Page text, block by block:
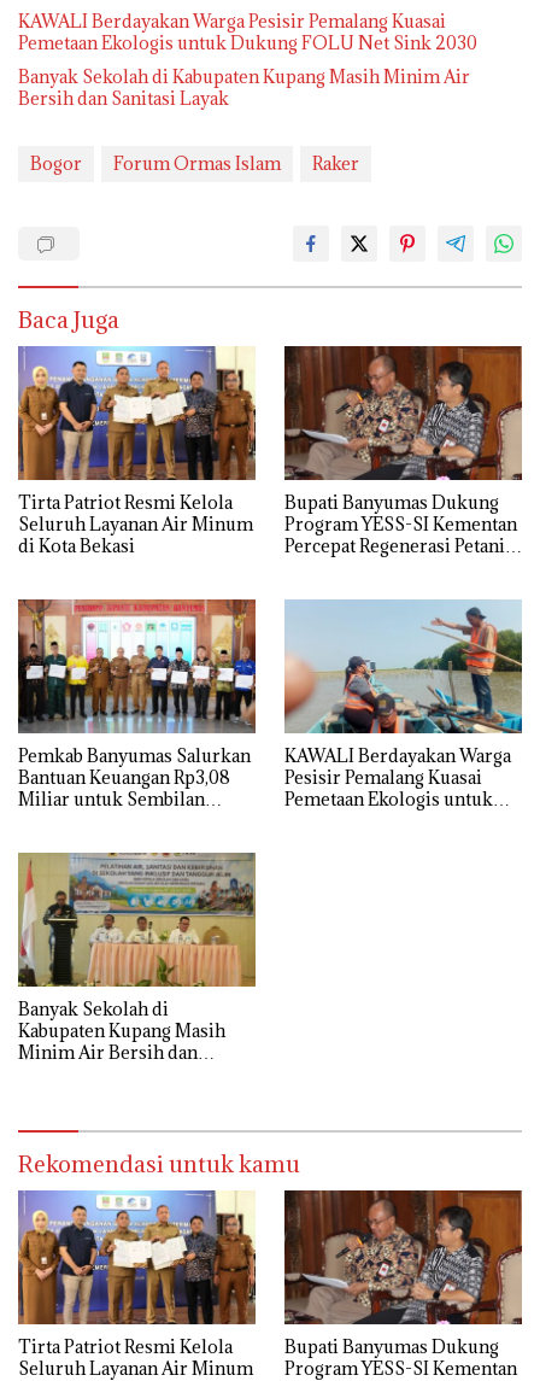
KAWALI Berdayakan Warga Pesisir Pemalang Kuasai
Pemetaan Ekologis untuk Dukung FOLU Net Sink 2030
Banyak Sekolah di Kabupaten Kupang Masih Minim Air
Bersih dan Sanitasi Layak
Bogor Forum Ormas Islam Raker
Baca Juga
Tirta Patriot Resmi Kelola
Seluruh Layanan Air Minum
di Kota Bekasi
Bupati Banyumas Dukung
Program YESS-SI Kementan
Percepat Regenerasi Petani
Pemkab Banyumas Salurkan
Bantuan Keuangan Rp3,08
Miliar untuk Sembilan
KAWALI Berdayakan Warga
Pesisir Pemalang Kuasai
Pemetaan Ekologis untuk
Banyak Sekolah di
Kabupaten Kupang Masih
Minim Air Bersih dan
Rekomendasi untuk kamu
Tirta Patriot Resmi Kelola
Seluruh Layanan Air Minum
Bupati Banyumas Dukung
Program YESS-SI Kementan